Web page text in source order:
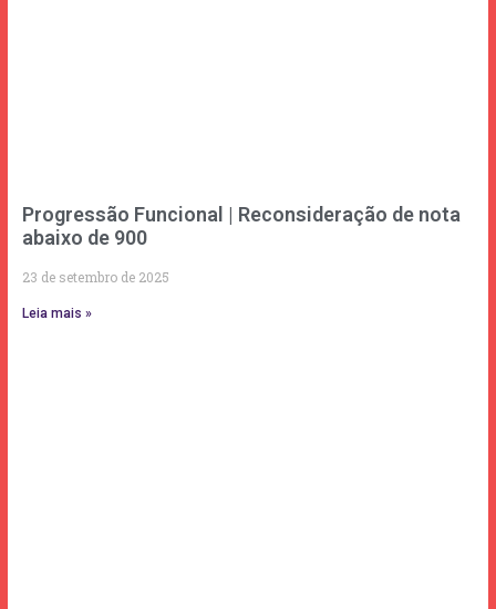
Progressão Funcional | Reconsideração de nota
abaixo de 900
23 de setembro de 2025
Leia mais »